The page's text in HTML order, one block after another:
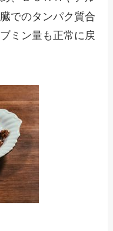
でのタンパク質合
ミン量も正常に戻